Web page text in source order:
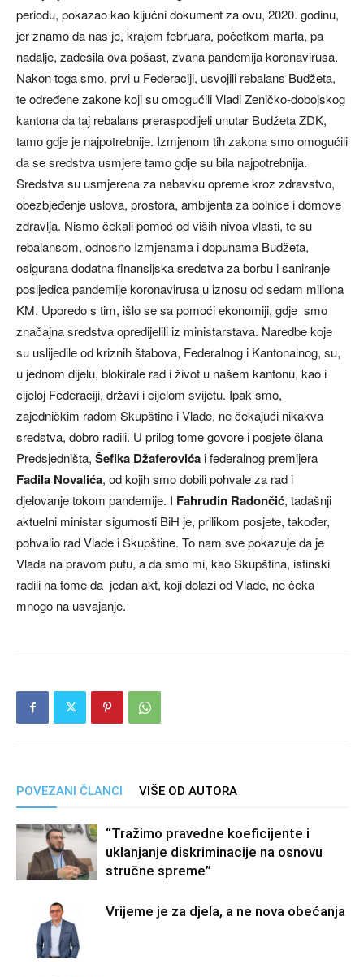
periodu, pokazao kao ključni dokument za ovu, 2020. godinu,
jer znamo da nas je, krajem februara, početkom marta, pa
nadalje, zadesila ova pošast, zvana pandemija koronavirusa.
Nakon toga smo, prvi u Federaciji, usvojili rebalans Budžeta,
te određene zakone koji su omogućili Vladi Zeničko-dobojskog
kantona da taj rebalans preraspodijeli unutar Budžeta ZDK,
tamo gdje je najpotrebnije. Izmjenom tih zakona smo omogućili
da se sredstva usmjere tamo gdje su bila najpotrebnija.
Sredstva su usmjerena za nabavku opreme kroz zdravstvo,
obezbjeđenje uslova, prostora, ambijenta za bolnice i domove
zdravlja. Nismo čekali pomoć od viših nivoa vlasti, te su
rebalansom, odnosno Izmjenama i dopunama Budžeta,
osigurana dodatna finansijska sredstva za borbu i saniranje
posljedica pandemije koronavirusa u iznosu od sedam miliona
KM. Uporedo s tim, išlo se sa pomoći ekonomiji, gdje smo
značajna sredstva opredijelili iz ministarstava. Naredbe koje
su uslijedile od kriznih štabova, Federalnog i Kantonalnog, su,
u jednom dijelu, blokirale rad i život u našem kantonu, kao i
cijeloj Federaciji, državi i cijelom svijetu. Ipak smo,
zajedničkim radom Skupštine i Vlade, ne čekajući nikakva
sredstva, dobro radili. U prilog tome govore i posjete člana
Predsjedništa, Šefika Džaferovićai federalnog premijera
Fadila Novalića, od kojih smo dobili pohvale za rad i
djelovanje tokom pandemije. I Fahrudin Radončić, tadašnji
aktuelni ministar sigurnosti BiH je, prilikom posjete, također,
pohvalio rad Vlade i Skupštine. To nam sve pokazuje da je
Vlada na pravom putu, a da smo mi, kao Skupština, istinski
radili na tome da jedan akt, koji dolazi od Vlade, ne čeka
mnogo na usvajanje.
POVEZANI ČLANCI VIŠE OD AUTORA
“Tražimo pravedne koeficijente i
uklanjanje diskriminacije na osnovu
stručne spreme”
Vrijeme je za djela, a ne nova obećanja